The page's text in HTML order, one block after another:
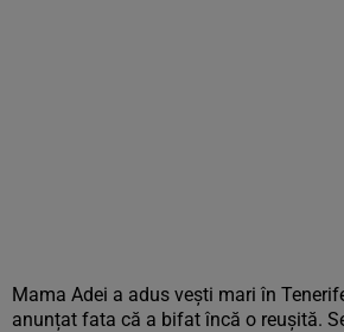
Mama Adei a adus vești mari în
anunțat fata că a bifat încă o reușită.